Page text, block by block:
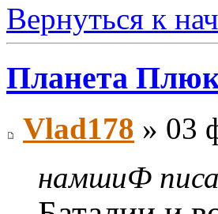
Вернуться к
Планета
Vlad178 » 03
намшиФ